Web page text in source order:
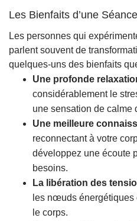
Les Bienfaits d’une
Les personnes qui
parlent souvent de
quelques-uns des bienfaits
Une profonde
considérablement le
une sensation de calme
Une meilleure
reconnectant à votre
développez une écoute
besoins.
La libération des
les nœuds énergétiques
le corps.